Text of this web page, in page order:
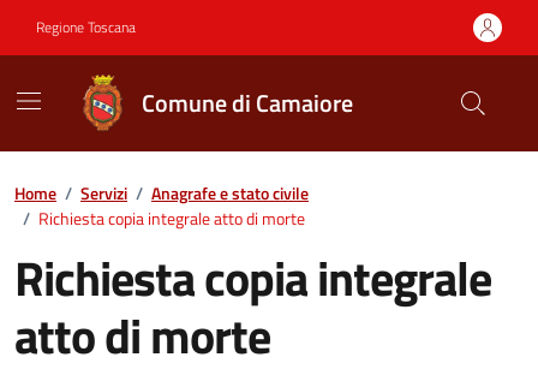
Regione Toscana
Comune di Camaiore
Contenuti in evidenza
Home / Servizi / Anagrafe e stato civile
/ Richiesta copia integrale atto di morte
Richiesta copia integrale
atto di morte